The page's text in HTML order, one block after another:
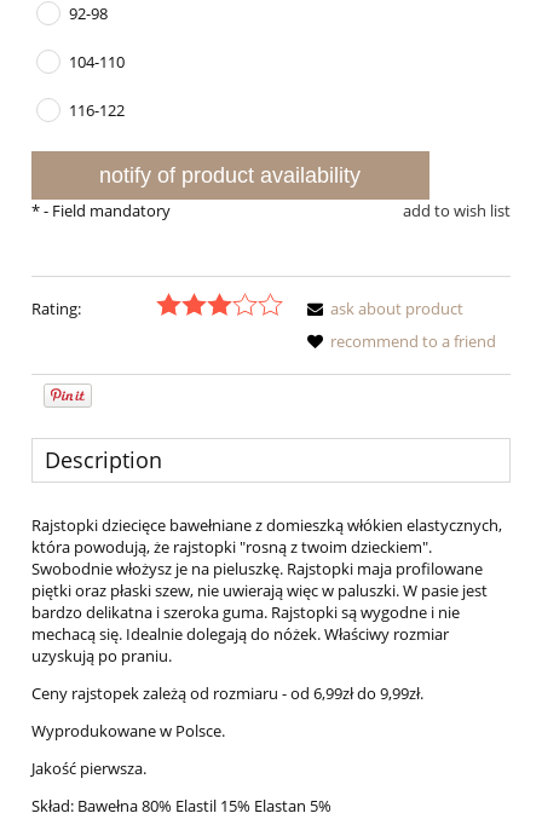
92-98
104-110
116-122
notify of product availability
add to wish list
*- Field mandatory
Rating:
ask about product
recommend to a friend
Description
Rajstopki dziecięce bawełniane z domieszką włókien elastycznych,
która powodują, że rajstopki "rosną z twoim dzieckiem".
Swobodnie włożysz je na pieluszkę. Rajstopki maja profilowane
piętki oraz płaski szew, nie uwierają więc w paluszki. W pasie jest
bardzo delikatna i szeroka guma. Rajstopki są wygodne i nie
mechacą się. Idealnie dolegają do nóżek. Właściwy rozmiar
uzyskują po praniu.
Ceny rajstopek zależą od rozmiaru - od 6,99zł do 9,99zł.
Wyprodukowane w Polsce.
Jakość pierwsza.
Skład: Bawełna 80% Elastil 15% Elastan 5%